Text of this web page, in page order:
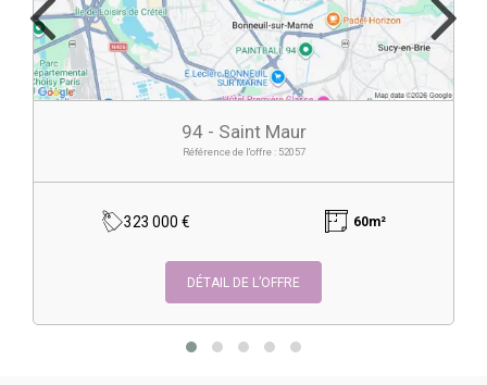
94 - Saint Maur
Référence de l'offre : 52057
323 000 € 60m²
DÉTAIL DE L’OFFRE